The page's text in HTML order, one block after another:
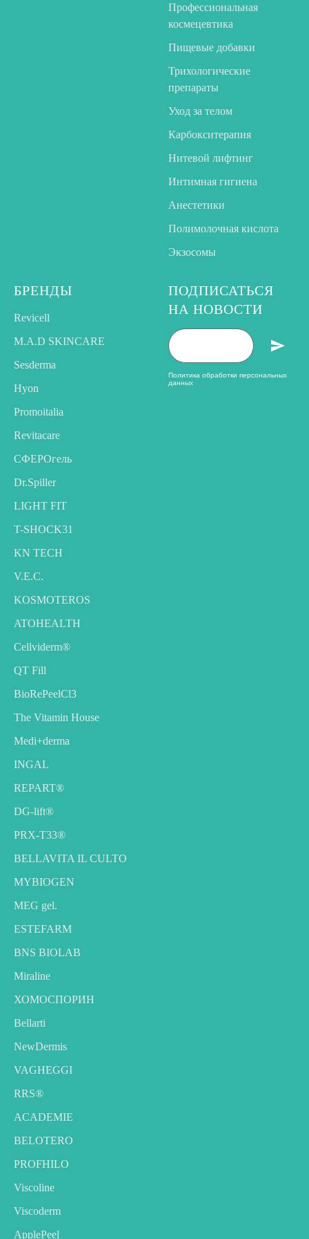
Профессиональная
космецевтика
Пищевые добавки
Трихологические
препараты
Уход за телом
Карбокситерапия
Нитевой лифтинг
Интимная гигиена
Анестетики
Полимолочная кислота
Экзосомы
БРЕНДЫ
Revicell
M.A.D SKINCARE
Sesderma
Hyon
Promoitalia
Revitacare
CФЕРОгель
Dr.Spiller
LIGHT FIT
T-SHOCK31
KN TECH
V.E.C.
KOSMOTEROS
ATOHEALTH
Cellviderm®
QT Fill
BioRePeelCl3
The Vitamin House
Medi+derma
INGAL
REPART®
DG-lift®️
PRX-T33®
BELLAVITA IL CULTO
MYBIOGEN
MEG gel.
ESTEFARM
BNS BIOLAB
Miraline
ХОМОСПОРИН
Bellarti
NewDermis
VAGHEGGI
RRS®
ACADEMIE
BELOTERO
PROFHILO
Viscoline
Viscoderm
ApplePeel
ПОДПИСАТЬСЯ
НА НОВОСТИ
Политика обработки персональных
данных